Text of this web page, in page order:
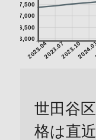
2023.042023.072023.10
6,000
6,500
7,000
7,500
世田谷
格は直